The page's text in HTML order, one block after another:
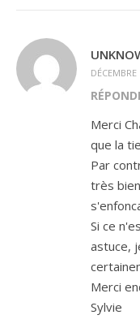
Merci
que la
Par
très
Si ce
astuce,
Merci
Sylvie